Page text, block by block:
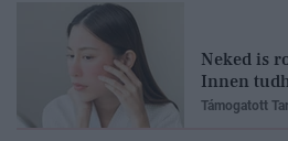
Neked is
Innen
Támogatott